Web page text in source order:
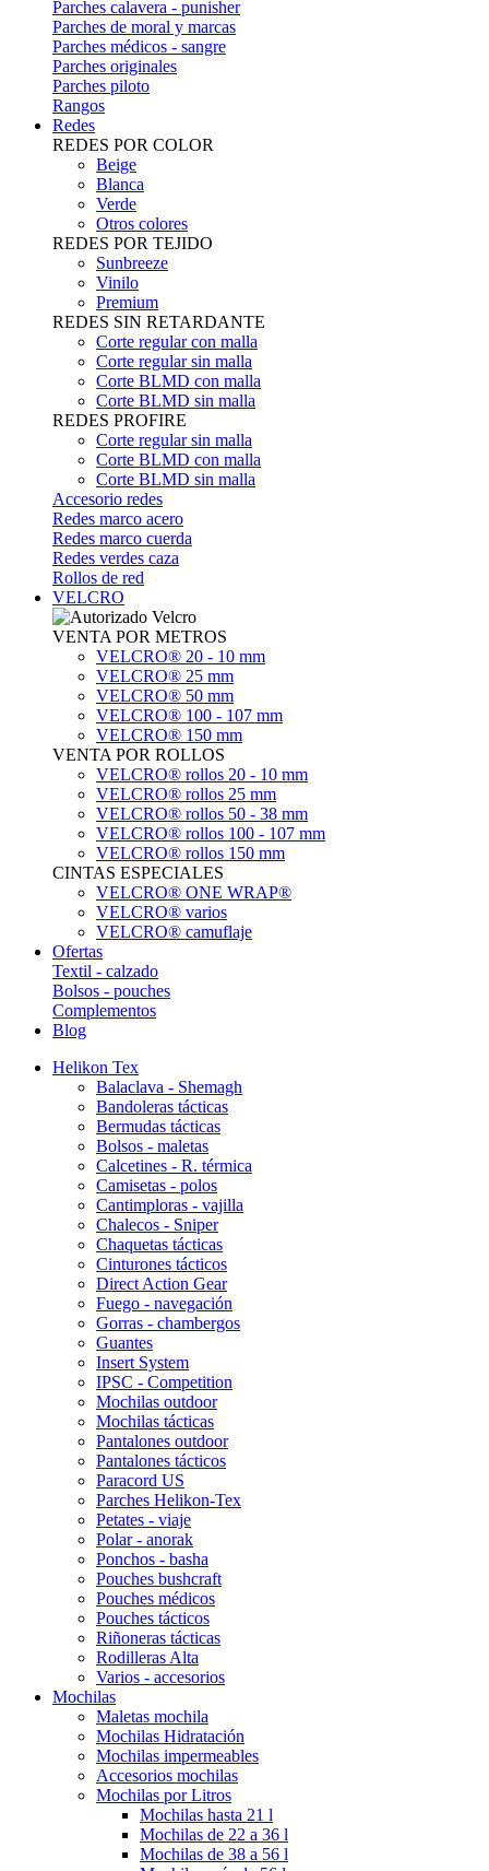
Parches calavera - punisher
Parches de moral y marcas
Parches médicos - sangre
Parches originales
Parches piloto
Rangos
Redes
REDES POR COLOR
Beige
Blanca
Verde
Otros colores
REDES POR TEJIDO
Sunbreeze
Vinilo
Premium
REDES SIN RETARDANTE
Corte regular con malla
Corte regular sin malla
Corte BLMD con malla
Corte BLMD sin malla
REDES PROFIRE
Corte regular sin malla
Corte BLMD con malla
Corte BLMD sin malla
Accesorio redes
Redes marco acero
Redes marco cuerda
Redes verdes caza
Rollos de red
VELCRO
VENTA POR METROS
VELCRO® 20 - 10 mm
VELCRO® 25 mm
VELCRO® 50 mm
VELCRO® 100 - 107 mm
VELCRO® 150 mm
VENTA POR ROLLOS
VELCRO® rollos 20 - 10 mm
VELCRO® rollos 25 mm
VELCRO® rollos 50 - 38 mm
VELCRO® rollos 100 - 107 mm
VELCRO® rollos 150 mm
CINTAS ESPECIALES
VELCRO® ONE WRAP®
VELCRO® varios
VELCRO® camuflaje
Ofertas
Textil - calzado
Bolsos - pouches
Complementos
Blog
Helikon Tex
Balaclava - Shemagh
Bandoleras tácticas
Bermudas tácticas
Bolsos - maletas
Calcetines - R. térmica
Camisetas - polos
Cantimploras - vajilla
Chalecos - Sniper
Chaquetas tácticas
Cinturones tácticos
Direct Action Gear
Fuego - navegación
Gorras - chambergos
Guantes
Insert System
IPSC - Competition
Mochilas outdoor
Mochilas tácticas
Pantalones outdoor
Pantalones tácticos
Paracord US
Parches Helikon-Tex
Petates - viaje
Polar - anorak
Ponchos - basha
Pouches bushcraft
Pouches médicos
Pouches tácticos
Riñoneras tácticas
Rodilleras Alta
Varios - accesorios
Mochilas
Maletas mochila
Mochilas Hidratación
Mochilas impermeables
Accesorios mochilas
Mochilas por Litros
Mochilas hasta 21 l
Mochilas de 22 a 36 l
Mochilas de 38 a 56 l